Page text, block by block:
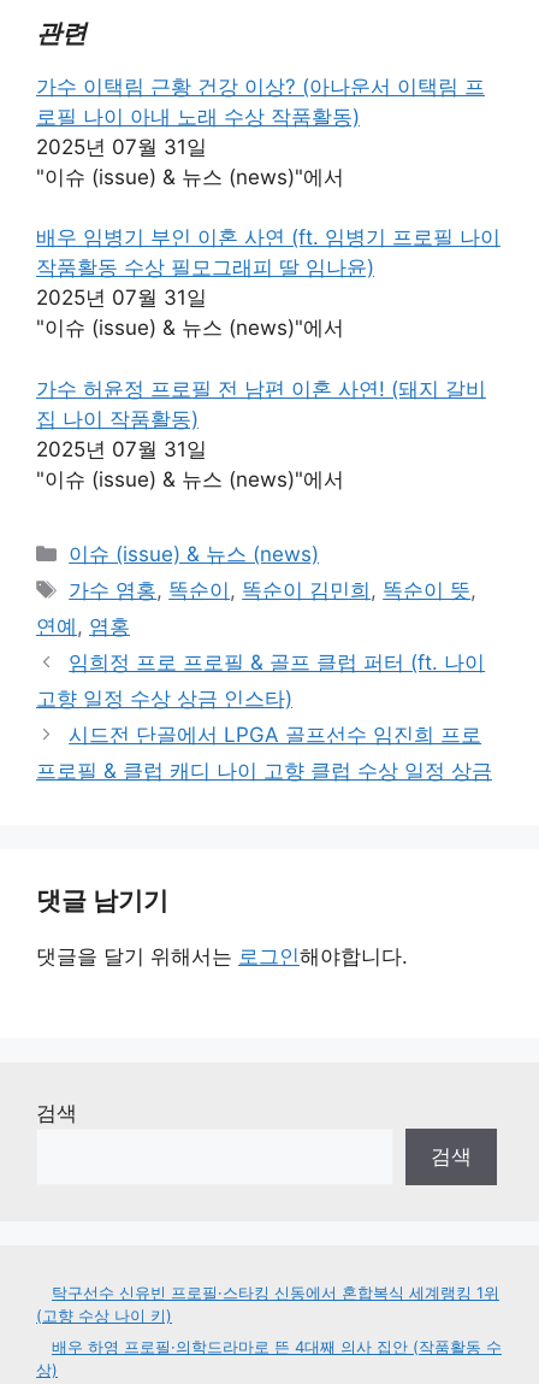
관련
가수 이택림 근황 건강 이상? (아나운서 이택림 프
로필 나이 아내 노래 수상 작품활동)
2025년 07월 31일
"이슈 (issue) & 뉴스 (news)"에서
배우 임병기 부인 이혼 사연 (ft. 임병기 프로필 나이
작품활동 수상 필모그래피 딸 임나윤)
2025년 07월 31일
"이슈 (issue) & 뉴스 (news)"에서
가수 허윤정 프로필 전 남편 이혼 사연! (돼지 갈비
집 나이 작품활동)
2025년 07월 31일
"이슈 (issue) & 뉴스 (news)"에서
카
테
고
리
이슈 (issue) & 뉴스 (news)
태
그
가수 염홍, 똑순이 , 똑순이 김민희 , 똑순이 뜻,
연예 , 염홍
임희정 프로 프로필 & 골프 클럽 퍼터 (ft. 나이
고향 일정 수상 상금 인스타)
시드전 단골에서 LPGA 골프선수 임진희 프로
프로필 & 클럽 캐디 나이 고향 클럽 수상 일정 상금
댓글 남기기
댓글을 달기 위해서는 로그인해야합니다.
검색
검색
탁구선수 신유빈 프로필·스타킹 신동에서 혼합복식 세계랭킹 1위
(고향 수상 나이 키)
배우 하영 프로필·의학드라마로 뜬 4대째 의사 집안 (작품활동 수
상)